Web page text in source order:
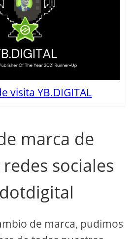
visita YB.DIGITAL
marca de
sociales
de marca, pudimos